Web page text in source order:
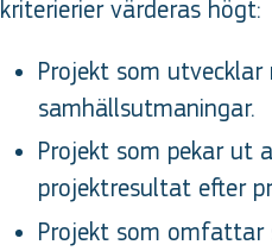
kriterierier värderas högt:
Projekt som
samhällsutmaningar.
Projekt som pekar ut
projektresultat efter
Projekt som omfattar